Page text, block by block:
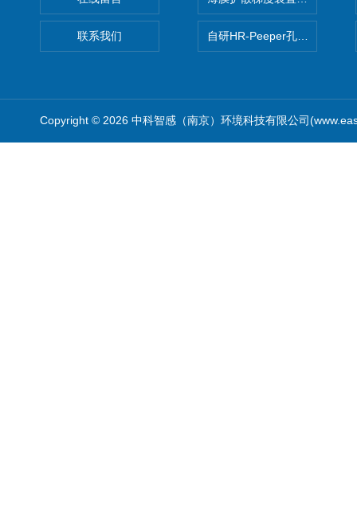
联系我们 自研HR-Peeper孔隙水采样器
Copyright © 2026 中科智感（南京）环境科技有限公司